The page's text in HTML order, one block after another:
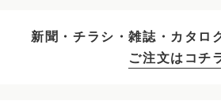
新聞・チラシ・雑誌・カタロ
ご注文はコチ